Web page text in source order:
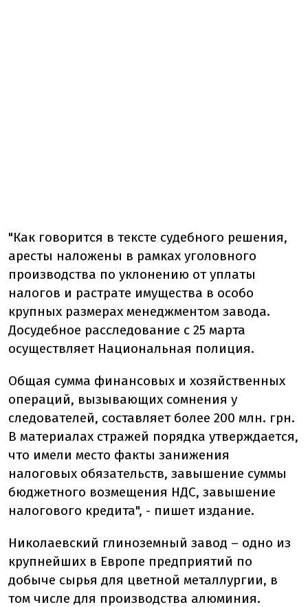
"Как говорится в тексте судебного решения,
аресты наложены в рамках уголовного
производства по уклонению от уплаты
налогов и растрате имущества в особо
крупных размерах менеджментом завода.
Досудебное расследование с 25 марта
осуществляет Национальная полиция.
Общая сумма финансовых и хозяйственных
операций, вызывающих сомнения у
следователей, составляет более 200 млн. грн.
В материалах стражей порядка утверждается,
что имели место факты занижения
налоговых обязательств, завышение суммы
бюджетного возмещения НДС, завышение
налогового кредита", - пишет издание.
Николаевский глиноземный завод – одно из
крупнейших в Европе предприятий по
добыче сырья для цветной металлургии, в
том числе для производства алюминия.